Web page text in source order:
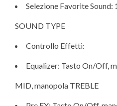
Selezione Favorite Sound:
SOUND TYPE
Controllo Effetti:
Equalizer: Tasto On/Off,
MID, manopola TREBLE